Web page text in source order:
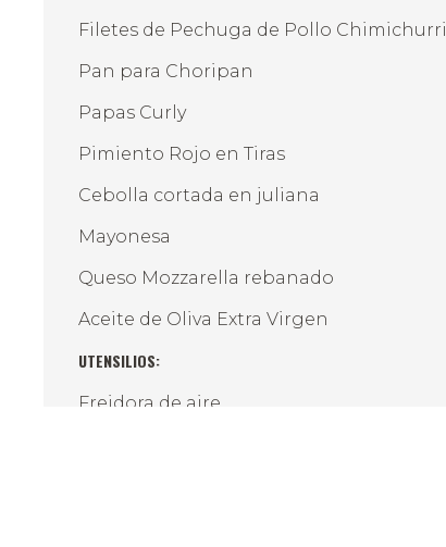
Filetes de Pechuga de Pollo Chimichurri
Pan para Choripan
Papas Curly
Pimiento Rojo en Tiras
Cebolla cortada en juliana
Mayonesa
Queso Mozzarella rebanado
Aceite de Oliva Extra Virgen
UTENSILIOS:
Freidora de aire